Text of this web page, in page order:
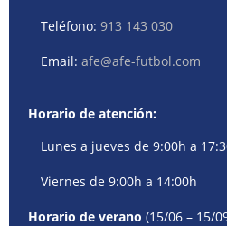
Teléfono:913 143 030
Email:afe@afe-futbol.com
Horario de atención:
Lunes a jueves de 9:00h a
Viernes de 9:00h a 14:00h
Horario de verano (15/06 – 15/